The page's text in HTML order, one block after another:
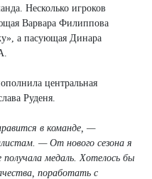
Несколько игроков
Варвара Филиппова
а пасующая Динара
центральная
Руденя.
в команде, —
— От нового сезона я
медаль. Хотелось бы
поработать с